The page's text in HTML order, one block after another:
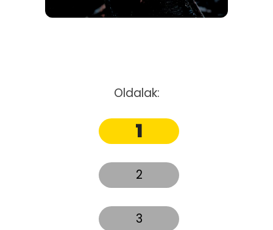
Oldalak:
1
2
3